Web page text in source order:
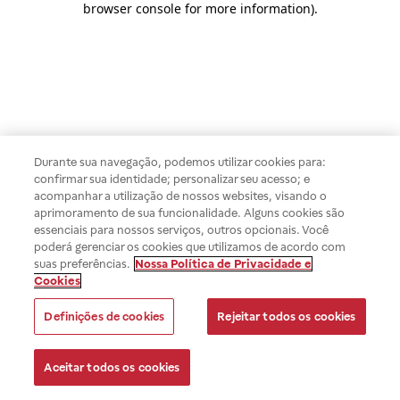
browser console for more information).
Durante sua navegação, podemos utilizar cookies para:
confirmar sua identidade; personalizar seu acesso; e
acompanhar a utilização de nossos websites, visando o
aprimoramento de sua funcionalidade. Alguns cookies são
essenciais para nossos serviços, outros opcionais. Você
poderá gerenciar os cookies que utilizamos de acordo com
suas preferências. Nossa Política de Privacidade e
Cookies
Definições de cookies Rejeitar todos os cookies
Aceitar todos os cookies